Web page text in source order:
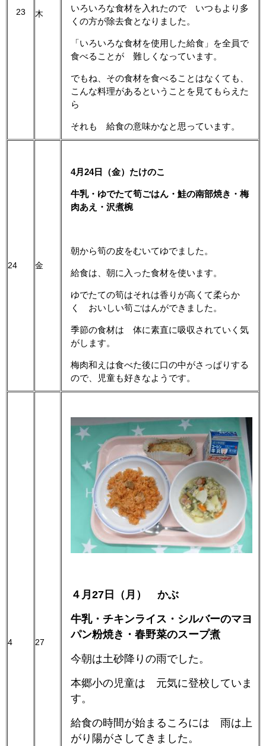
23 木
いろいろな食材を入れたので いつもより多
くの方が除去食となりました。
「いろいろな食材を使用した給食」を全員で
食べることが 難しくなっています。
でもね、その食材を食べることはなくても、
こんな料理があるということを見てもらえた
ら
それも 給食の意味かなと思っています。
24 金
4月24日（金）たけのこ
牛乳・ゆでたて筍ごはん・鮭の南部焼き・梅
肉あえ・沢煮椀
朝から筍の皮をむいてゆでました。
給食は、朝に入った食材を使います。
ゆでたての筍はそれは香りが高くて柔らか
く おいしい筍ごはんができました。
季節の食材は 体に素直に吸収されていく気
がします。
梅肉和えは食べた後に口の中がさっぱりする
ので、児童も好きなようです。
4 27
４月27日（月） かぶ
牛乳・チキンライス・シルバーのマヨ
パン粉焼き・春野菜のスープ煮
今朝は土砂降りの雨でした。
本郷小の児童は 元気に登校していま
す。
給食の時間が始まるころには 雨は上
がり陽がさしてきました。